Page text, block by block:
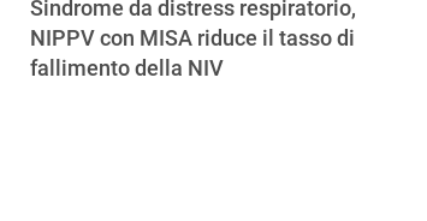
Sindrome da distress respiratorio,
NIPPV con MISA riduce il tasso di
fallimento della NIV